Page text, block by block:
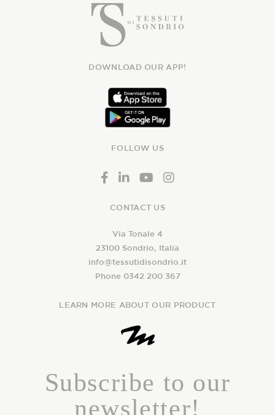
DOWNLOAD OUR APP!
FOLLOW US
CONTACT US
Via Tonale 4
23100 Sondrio, Italia
info@tessutidisondrio.it
Phone 0342 200 367
LEARN MORE ABOUT OUR PRODUCT
Subscribe to our
newsletter!